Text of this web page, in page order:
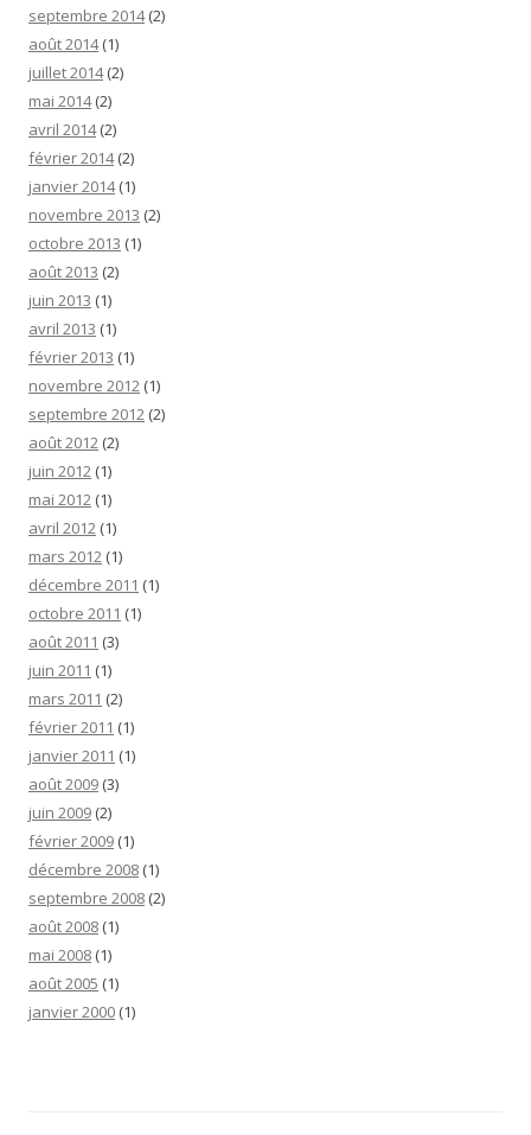
septembre 2014(2)
août 2014(1)
juillet 2014(2)
mai 2014(2)
avril 2014(2)
février 2014(2)
janvier 2014(1)
novembre 2013 (2)
octobre 2013 (1)
août 2013 (2)
juin 2013 (1)
avril 2013 (1)
février 2013 (1)
novembre 2012 (1)
septembre 2012 (2)
août 2012 (2)
juin 2012 (1)
mai 2012 (1)
avril 2012 (1)
mars 2012 (1)
décembre 2011 (1)
octobre 2011 (1)
août 2011 (3)
juin 2011 (1)
mars 2011 (2)
février 2011 (1)
janvier 2011 (1)
août 2009 (3)
juin 2009 (2)
février 2009 (1)
décembre 2008 (1)
septembre 2008 (2)
août 2008 (1)
mai 2008 (1)
août 2005 (1)
janvier 2000 (1)